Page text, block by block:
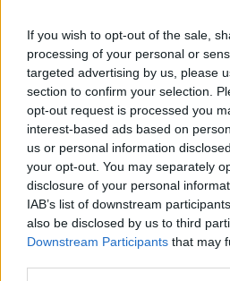
If you wish to opt-out of the sale,
processing of your personal or
targeted advertising by us, please
section to confirm your selection.
opt-out request is processed you
interest-based ads based on
us or personal information
your opt-out. You may separately
disclosure of your personal
IAB’s list of downstream
also be disclosed by us to third
Downstream Participants that may